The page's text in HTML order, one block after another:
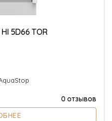
5D66 TOR
0 отзывов